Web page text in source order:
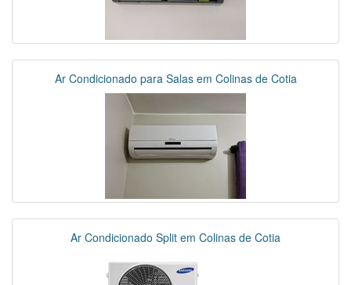
Ar Condicionado para Salas em Colinas de Cotia
Ar Condicionado Split em Colinas de Cotia